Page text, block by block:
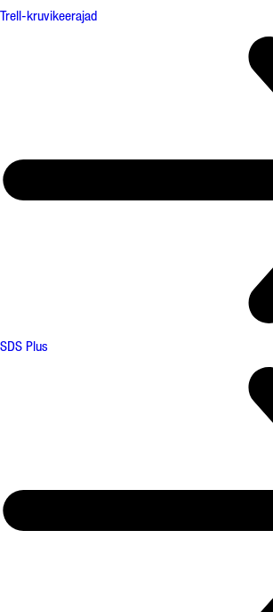
Trell-kruvikeerajad
SDS Plus